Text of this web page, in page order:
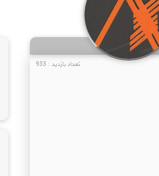
تعداد بازدید : 933